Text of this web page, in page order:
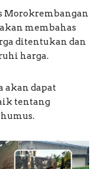
Morokrembangan
membahas
ditentukan dan
harga.
akan dapat
tentang